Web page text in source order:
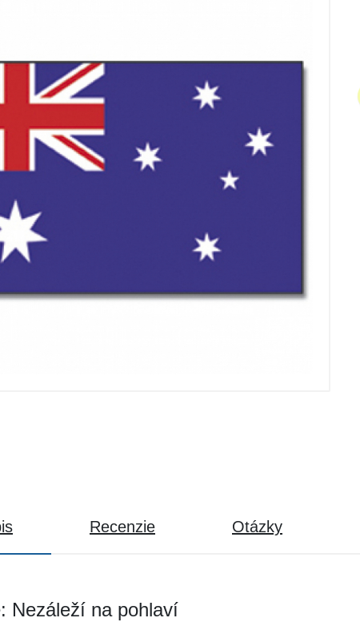
Recenzie Otázky
Nezáleží na pohlaví